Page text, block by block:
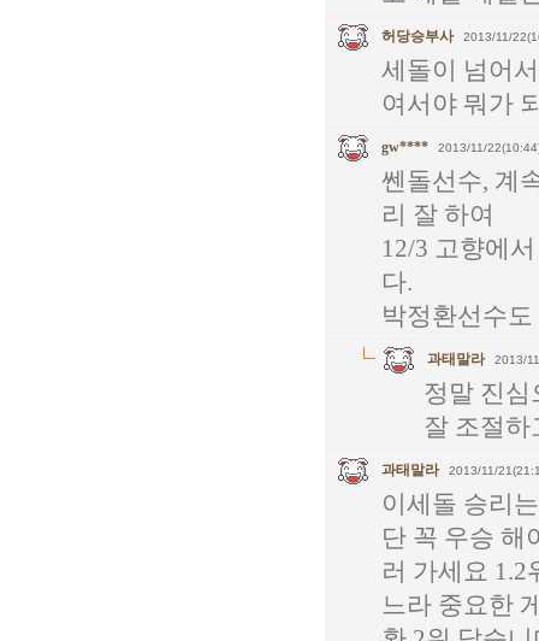
허당승부사 2013/11/
세돌이 넘어
여서야 뭐가
gw**** 2013/11/
쎈돌선수, 계
리 잘 하여
12/3 고향에
다.
박정환선수
과태말라 2013/
정말 진
잘 조절
과태말라 2013/11/
이세돌 승리
단 꼭 우승 해
러 가세요
느라 중요한